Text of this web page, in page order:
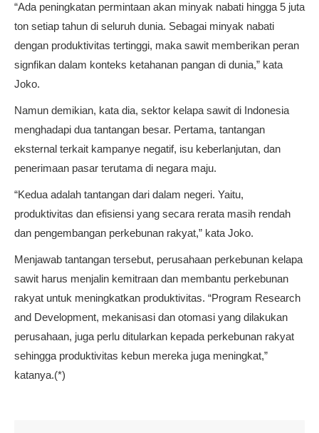
“Ada peningkatan permintaan akan minyak nabati hingga 5 juta
ton setiap tahun di seluruh dunia. Sebagai minyak nabati
dengan produktivitas tertinggi, maka sawit memberikan peran
signfikan dalam konteks ketahanan pangan di dunia,” kata
Joko.
Namun demikian, kata dia, sektor kelapa sawit di Indonesia
menghadapi dua tantangan besar. Pertama, tantangan
eksternal terkait kampanye negatif, isu keberlanjutan, dan
penerimaan pasar terutama di negara maju.
“Kedua adalah tantangan dari dalam negeri. Yaitu,
produktivitas dan efisiensi yang secara rerata masih rendah
dan pengembangan perkebunan rakyat,” kata Joko.
Menjawab tantangan tersebut, perusahaan perkebunan kelapa
sawit harus menjalin kemitraan dan membantu perkebunan
rakyat untuk meningkatkan produktivitas. “Program Research
and Development, mekanisasi dan otomasi yang dilakukan
perusahaan, juga perlu ditularkan kepada perkebunan rakyat
sehingga produktivitas kebun mereka juga meningkat,”
katanya.(*)